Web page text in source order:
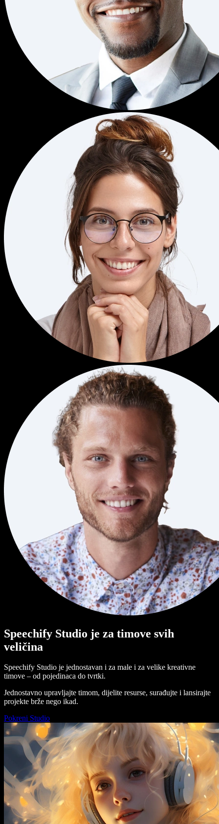
Speechify Studio je za timove svih
veličina
Speechify Studio je jednostavan i za male i za velike kreativne
timove – od pojedinaca do tvrtki.
Jednostavno upravljajte timom, dijelite resurse, surađujte i lansirajte
projekte brže nego ikad.
Pokreni Studio